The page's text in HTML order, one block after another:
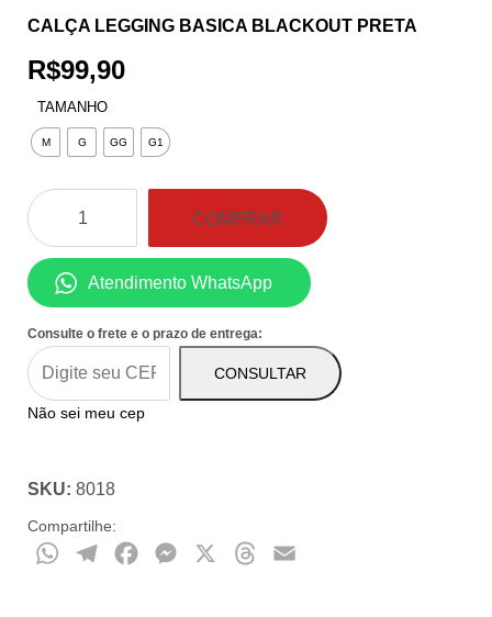
CALÇA LEGGING BASICA BLACKOUT PRETA
R$99,90
TAMANHO
M G GG G1
Calça
Legging
Basica
Blackout
Preta
quantidade
COMPRAR
Atendimento WhatsApp
Consulte o frete e o prazo de entrega:
CONSULTAR
Não sei meu cep
SKU: 8018
Compartilhe:
WhatsAppTelegramFacebookMessenger Threads